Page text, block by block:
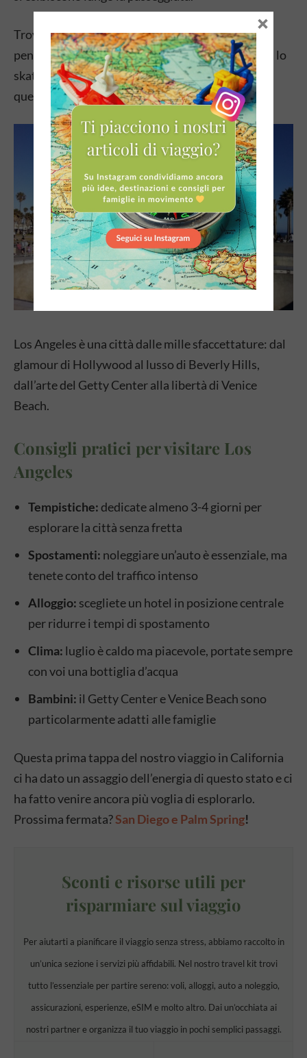
Trovare parcheggio non è semplice, ma ne vale la
pena. Seduti su un prato, osserviamo i ragazzi con lo
skateboard e sogniamo ad occhi aperti una vita in
questo angolo di paradiso californiano.
Los Angeles è una città dalle mille sfaccettature: dal
glamour di Hollywood al lusso di Beverly Hills,
dall’arte del Getty Center alla libertà di Venice
Beach.
Consigli pratici per visitare Los
Angeles
Tempistiche:dedicate almeno 3-4 giorni per
esplorare la città senza fretta
Spostamenti: noleggiare un’auto è essenziale, ma
tenete conto del traffico intenso
Alloggio: scegliete un hotel in posizione centrale
per ridurre i tempi di spostamento
Clima: luglio è caldo ma piacevole, portate sempre
con voi una bottiglia d’acqua
Bambini: il Getty Center e Venice Beach sono
particolarmente adatti alle famiglie
Questa prima tappa del nostro viaggio in California
ci ha dato un assaggio dell’energia di questo stato e ci
ha fatto venire ancora più voglia di esplorarlo.
Prossima fermata?San Diego e Palm Spring!
Sconti e risorse utili per
risparmiare sul viaggio
Per aiutarti a pianificare il viaggio senza stress, abbiamo raccolto in
un’unica sezione i servizi più affidabili. Nel nostro travel kit trovi
tutto l’essenziale per partire sereno: voli, alloggi, auto a noleggio,
assicurazioni, esperienze, eSIM e molto altro. Dai un’occhiata ai
nostri partner e organizza il tuo viaggio in pochi semplici passaggi.
×